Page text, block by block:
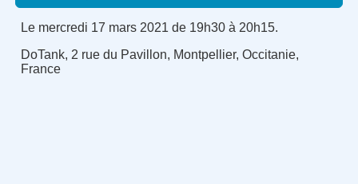
Le mercredi 17 mars 2021 de 19h30 à 20h15.
DoTank, 2 rue du Pavillon, Montpellier, Occitanie,
France